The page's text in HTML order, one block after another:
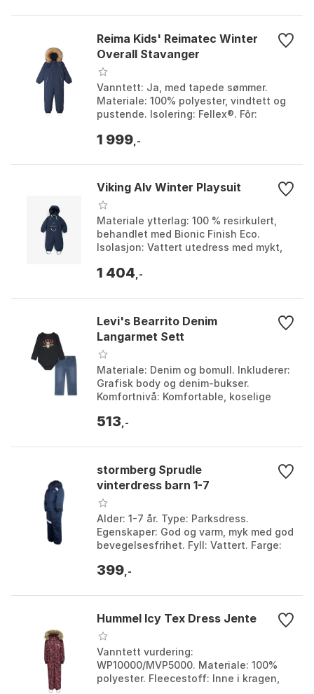
Reima Kids' Reimatec Winter
Overall Stavanger
Vanntett: Ja, med tapede sømmer.
Materiale: 100% polyester, vindtett og
pustende. Isolering: Fellex®. Fôr:
polyester. Farge:...
1 999 ,-
Viking Alv Winter Playsuit
Materiale ytterlag: 100 % resirkulert,
behandlet med Bionic Finish Eco.
Isolasjon: Vattert utedress med mykt,
Refleksdetaljer for økt ...
1 404 ,-
Levi's Bearrito Denim
Langarmet Sett
Materiale: Denim og bomull. Inkluderer:
Grafisk body og denim-bukser.
Komfortnivå: Komfortable, koselige
barn og daglig bruk...
513 ,-
stormberg Sprudle
vinterdress barn 1-7
Alder: 1-7 år. Type: Parksdress.
Egenskaper: God og varm, myk med god
bevegelsesfrihet. Fyll: Vattert. Farge:
399 ,-
Hummel Icy Tex Dress Jente
Vanntett vurdering:
WP10000/MVP5000. Materiale: 100%
polyester. Fleecestoff: Inne i kragen,